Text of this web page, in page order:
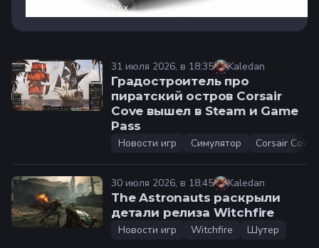
Xbox
31 июля 2026, в 18:35 Kaledan
Градостроитель про
пиратский остров Corsair
Cove вышел в Steam и Game
Pass
Новости игр Симулятор Corsair Cove
30 июля 2026, в 18:45 Kaledan
The Astronauts раскрыли
детали релиза Witchfire
Новости игр Witchfire Шутер